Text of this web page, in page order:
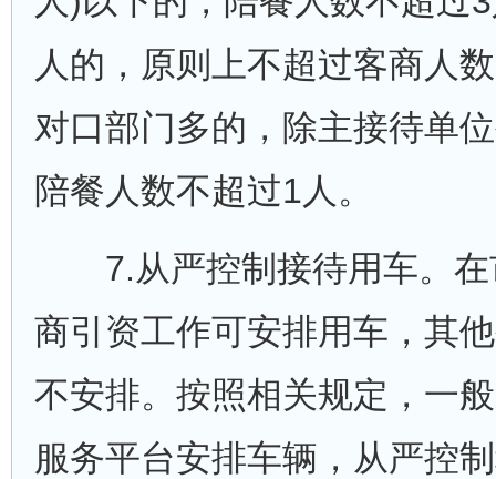
人的，原则上不超过客商人
对口部门多的，除主接待单
陪餐人数不超过1人。
7.从严控制接待用车。在
商引资工作可安排用车，其
不安排。按照相关规定，一
服务平台安排车辆，从严控